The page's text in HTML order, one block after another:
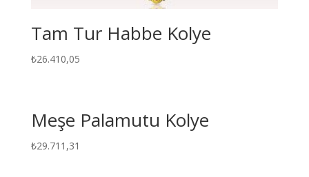
Tam Tur Habbe Kolye
₺26.410,05
Meşe Palamutu Kolye
₺29.711,31